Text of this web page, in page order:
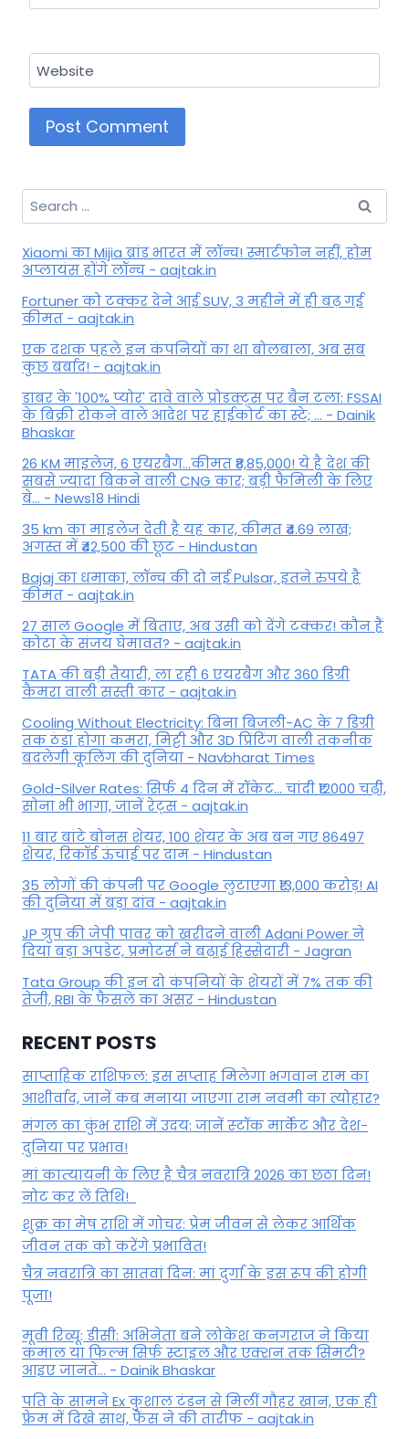
Website
Search
for:
Xiaomi का Mijia ब्रांड भारत में लॉन्च! स्मार्टफोन नहीं, होम
अप्लायंस होंगे लॉन्च - aajtak.in
Fortuner को टक्कर देने आई SUV, 3 महीने में ही बढ़ गई
कीमत - aajtak.in
एक दशक पहले इन कंपनियों का था बोलबाला, अब सब
कुछ बर्बाद! - aajtak.in
डाबर के '100% प्योर' दावे वाले प्रोडक्ट्स पर बैन टला: FSSAI
के बिक्री रोकने वाले आदेश पर हाईकोर्ट का स्टे; ... - Dainik
Bhaskar
26 KM माइलेज, 6 एयरबैग...कीमत ₹8,85,000! ये है देश की
सबसे ज्यादा बिकने वाली CNG कार; बड़ी फैमिली के लिए
बे... - News18 Hindi
35 km का माइलेज देती है यह कार, कीमत ₹4.69 लाख;
अगस्त में ₹42,500 की छूट - Hindustan
Bajaj का धमाका, लॉन्च की दो नई Pulsar, इतने रुपये है
कीमत - aajtak.in
27 साल Google में बिताए, अब उसी को देंगे टक्कर! कौन हैं
कोटा के संजय घेमावत? - aajtak.in
TATA की बड़ी तैयारी, ला रही 6 एयरबैग और 360 डिग्री
कैमरा वाली सस्ती कार - aajtak.in
Cooling Without Electricity: बिना बिजली-AC के 7 डिग्री
तक ठंडा होगा कमरा, मिट्टी और 3D प्रिंटिंग वाली तकनीक
बदलेगी कूलिंग की दुनिया - Navbharat Times
Gold-Silver Rates: सिर्फ 4 दिन में रॉकेट... चांदी ₹12000 चढ़ी,
सोना भी भागा, जानें रेट्स - aajtak.in
11 बार बांटे बोनस शेयर, 100 शेयर के अब बन गए 86497
शेयर, रिकॉर्ड ऊंचाई पर दाम - Hindustan
35 लोगों की कंपनी पर Google लुटाएगा ₹13,000 करोड़! AI
की दुनिया में बड़ा दांव - aajtak.in
JP ग्रुप की जेपी पावर को खरीदने वाली Adani Power ने
दिया बड़ा अपडेट, प्रमोटर्स ने बढ़ाई हिस्सेदारी - Jagran
Tata Group की इन दो कंपनियों के शेयरों में 7% तक की
तेजी, RBI के फैसले का असर - Hindustan
RECENT POSTS
साप्ताहिक राशिफल: इस सप्ताह मिलेगा भगवान राम का
आशीर्वाद, जानें कब मनाया जाएगा राम नवमी का त्योहार?
मंगल का कुंभ राशि में उदय: जानें स्‍टॉक मार्केट और देश-
दुनिया पर प्रभाव!
मां कात्‍यायनी के लिए है चैत्र नवरात्रि 2026 का छठा दिन!
नोट कर लें तिथि!
शुक्र का मेष राशि में गोचर: प्रेम जीवन से लेकर आर्थिक
जीवन तक को करेंगे प्रभावित!
चैत्र नवरात्रि का सातवां दिन: मां दुर्गा के इस रूप की होगी
पूजा!
मूवी रिव्यू: डीसी: अभिनेता बने लोकेश कनगराज ने किया
कमाल या फिल्म सिर्फ स्टाइल और एक्शन तक सिमटी?
आइए जानते... - Dainik Bhaskar
पति के सामने Ex कुशाल टंडन से मिलीं गौहर खान, एक ही
फ्रेम में दिखे साथ, फैंस ने की तारीफ - aajtak.in